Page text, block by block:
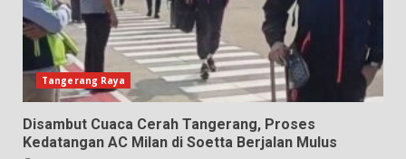
Tangerang Raya
Disambut Cuaca Cerah Tangerang, Proses
Kedatangan AC Milan di Soetta Berjalan Mulus